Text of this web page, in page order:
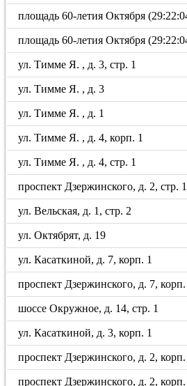
площадь 60-летия Октября
площадь 60-летия Октября
ул. Тимме Я. , д. 3, стр. 1
ул. Тимме Я. , д. 3
ул. Тимме Я. , д. 1
ул. Тимме Я. , д. 4, корп. 1
ул. Тимме Я. , д. 4, стр. 1
проспект Дзержинского, д. 2, стр. 1
ул. Вельская, д. 1, стр. 2
ул. Октябрят, д. 19
ул. Касаткиной, д. 7, корп. 1
проспект Дзержинского, д. 7, корп.
шоссе Окружное, д. 14, стр. 1
ул. Касаткиной, д. 3, корп. 1
проспект Дзержинского, д. 2, корп.
проспект Дзержинского, д. 2, корп.